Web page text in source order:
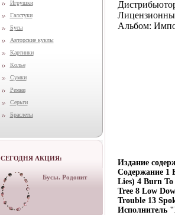
Игрушки
Галстуки
Бусы
Авторские куклы
Картинки
Колье
Сумки
Ремни
Серьги
Браслеты
СЕГОДНЯ АКЦИЯ:
Бусы. Родонит
Альбом:
Издание
Содержание 1
Lies) 4 Burn
Tree 8 Low
Trouble 13
Исполнитель